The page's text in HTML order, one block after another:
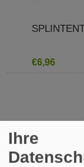
€6,96
Ihre